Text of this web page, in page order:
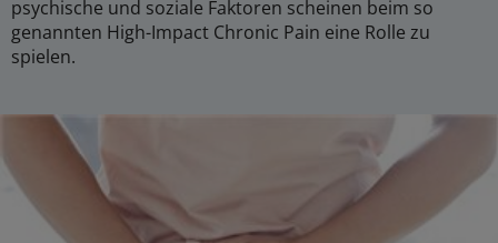
psychische und soziale Faktoren scheinen beim so
genannten High-Impact Chronic Pain eine Rolle zu
spielen.